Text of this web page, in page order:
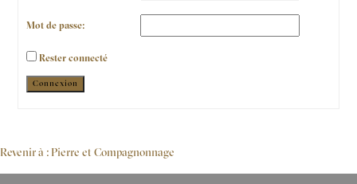
Mot de passe:
Rester connecté
Alternative:
Connexion
Revenir à : Pierre et Compagnonnage